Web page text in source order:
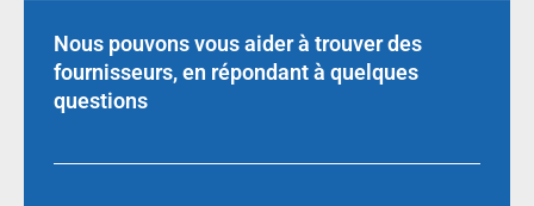
Nous pouvons vous aider à trouver des
fournisseurs, en répondant à quelques
questions